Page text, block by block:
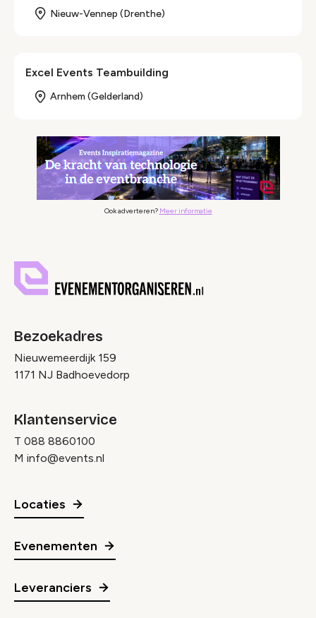
Nieuw-Vennep (Drenthe)
Excel Events Teambuilding
Arnhem (Gelderland)
Ook adverteren? Meer informatie
Bezoekadres
Nieuwemeerdijk 159
1171 NJ Badhoevedorp
Klantenservice
T 088 8860100
M info@events.nl
Locaties
Evenementen
Leveranciers